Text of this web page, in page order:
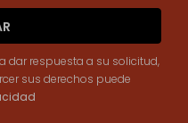
dar respuesta a su solicitud,
sus derechos puede